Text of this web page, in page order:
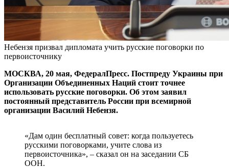
Небензя призвал дипломата учить русские поговорки по
первоисточнику
МОСКВА, 20 мая, ФедералПресс. Постпреду Украины при
Организации Объединенных Наций стоит точнее
использовать русские поговорки. Об этом заявил
постоянный представитель России при всемирной
организации Василий Небензя.
«Дам один бесплатный совет: когда пользуетесь
русскими поговорками, учите слова из
первоисточника», – сказал он на заседании СБ
ООН.